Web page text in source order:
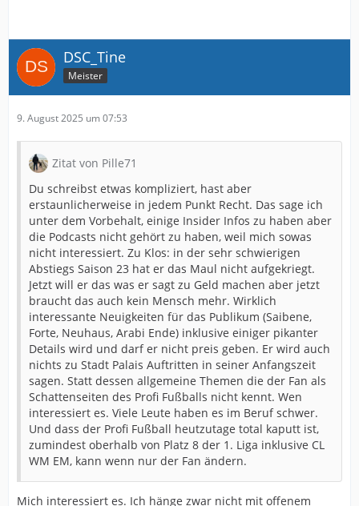
DSC_Tine
Meister
9. August 2025 um 07:53
Zitat von Pille71
Du schreibst etwas kompliziert, hast aber
erstaunlicherweise in jedem Punkt Recht. Das sage ich
unter dem Vorbehalt, einige Insider Infos zu haben aber
die Podcasts nicht gehört zu haben, weil mich sowas
nicht interessiert. Zu Klos: in der sehr schwierigen
Abstiegs Saison 23 hat er das Maul nicht aufgekriegt.
Jetzt will er das was er sagt zu Geld machen aber jetzt
braucht das auch kein Mensch mehr. Wirklich
interessante Neuigkeiten für das Publikum (Saibene,
Forte, Neuhaus, Arabi Ende) inklusive einiger pikanter
Details wird und darf er nicht preis geben. Er wird auch
nichts zu Stadt Palais Auftritten in seiner Anfangszeit
sagen. Statt dessen allgemeine Themen die der Fan als
Schattenseiten des Profi Fußballs nicht kennt. Wen
interessiert es. Viele Leute haben es im Beruf schwer.
Und dass der Profi Fußball heutzutage total kaputt ist,
zumindest oberhalb von Platz 8 der 1. Liga inklusive CL
WM EM, kann wenn nur der Fan ändern.
Mich interessiert es. Ich hänge zwar nicht mit offenem